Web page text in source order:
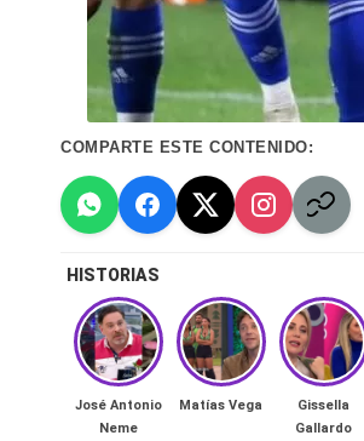
🔥
R
e
al
it
y
COMPARTE ESTE CONTENIDO:
HISTORIAS
José Antonio
Neme
Matías Vega
Gissella
Gallardo